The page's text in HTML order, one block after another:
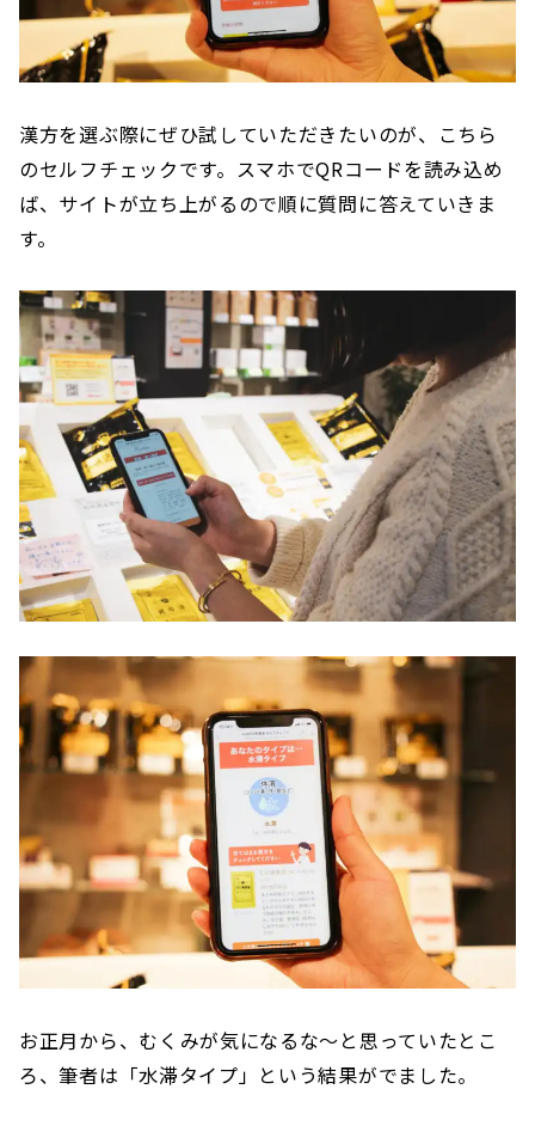
漢方を選ぶ際にぜひ試していただきたいのが、こちら
のセルフチェックです。スマホでQRコードを読み込め
ば、サイトが立ち上がるので順に質問に答えていきま
す。
お正月から、むくみが気になるな〜と思っていたとこ
ろ、筆者は「水滞タイプ」という結果がでました。